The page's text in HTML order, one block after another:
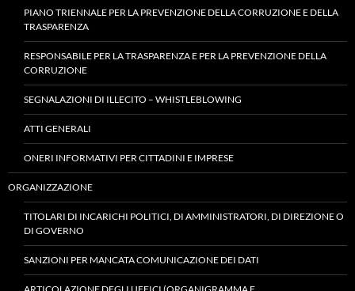
PIANO TRIENNALE PER LA PREVENZIONE DELLA CORRUZIONE E DELLA
TRASPARENZA
RESPONSABILE PER LA TRASPARENZA E PER LA PREVENZIONE DELLA
CORRUZIONE
SEGNALAZIONI DI ILLECITO – WHISTLEBLOWING
ATTI GENERALI
ONERI INFORMATIVI PER CITTADINI E IMPRESE
ORGANIZZAZIONE
TITOLARI DI INCARICHI POLITICI, DI AMMINISTRATORI, DI DIREZIONE O
DI GOVERNO
SANZIONI PER MANCATA COMUNICAZIONE DEI DATI